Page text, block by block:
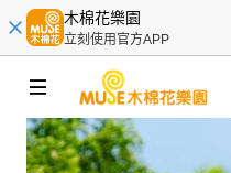
木棉花樂園
立刻使用官方APP